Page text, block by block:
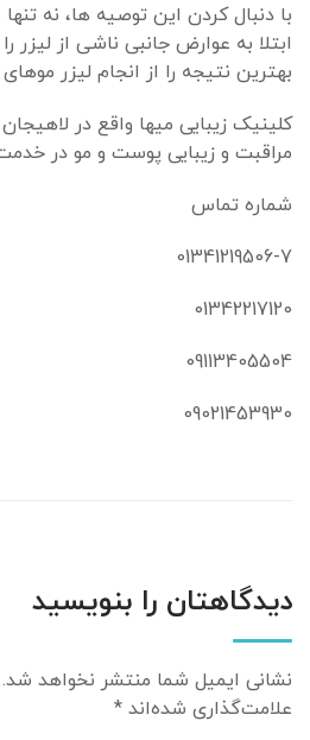
با دنبال کردن این توصیه ها، نه
ابتلا به عوارض جانبی ناشی از
بهترین نتیجه را از انجام لیزر
کلینیک زیبایی میها واقع در
مراقبت و زیبایی پوست و مو در
شماره تماس
01341219506-7
01342217120
09113405504
09021453930
دیدگاهتان را بنویسید
نشانی ایمیل شما منتشر نخواهد شد.
علامت‌گذاری شده‌اند *